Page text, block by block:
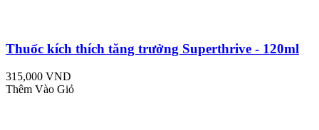
Thuốc kích thích tăng trưởng Superthrive - 120ml
315,000 VND
Thêm Vào Giỏ